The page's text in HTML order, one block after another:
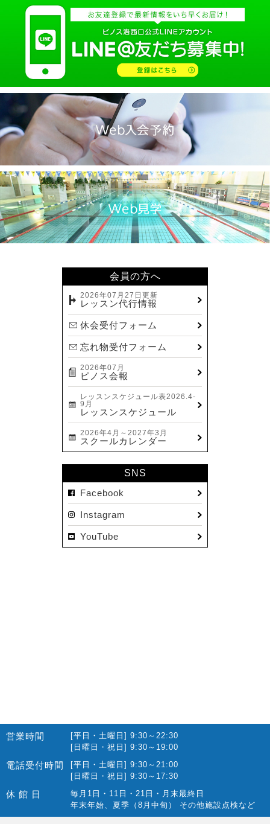
2025.03(10)
2025.01(14)
2024.12(14)
2024.10(18)
2024.09(15)
2024.08(21)
2024.07(20)
2024.06(29)
2024.05(22)
2024.04(20)
2024.03(16)
2023.04(15)
2022.11(16)
2022.01(10)
2021.12(12)
2021.10(22)
2021.09(10)
会員の方へ
2026年07月27日更新
レッスン代行情報
休会受付フォーム
忘れ物受付フォーム
2026年07月
ピノス会報
レッスンスケジュール表2026.4-
9月
レッスンスケジュール
2026年4月～2027年3月
スクールカレンダー
SNS
Facebook
Instagram
YouTube
営業時間
[平日・土曜日] 9:30～22:30
[日曜日・祝日] 9:30～19:00
電話受付時間
[平日・土曜日] 9:30～21:00
[日曜日・祝日] 9:30～17:30
休 館 日
毎月1日・11日・21日・月末最終日
年末年始、夏季（8月中旬） その他施設点検など